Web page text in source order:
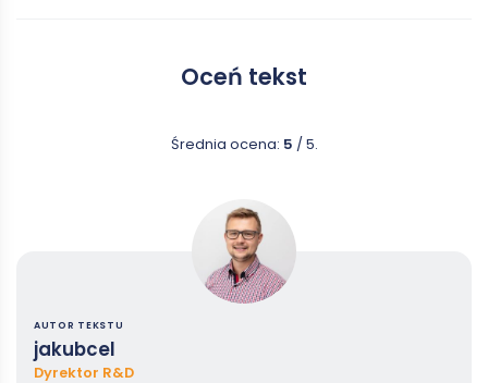
Oceń tekst
Średnia ocena: 5 / 5.
AUTOR TEKSTU
jakubcel
Dyrektor R&D